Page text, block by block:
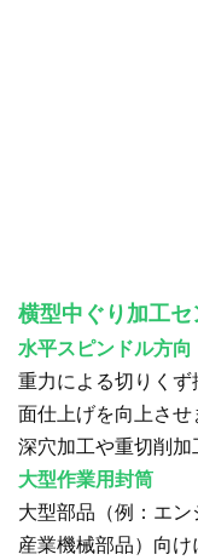
横型中ぐり加工
水平スピンドル方向
重力による切りく
面仕上げを向上させ
深穴加工や重切削加
大型作業用封筒
大型部品（例：エン
産業機械部品）向け